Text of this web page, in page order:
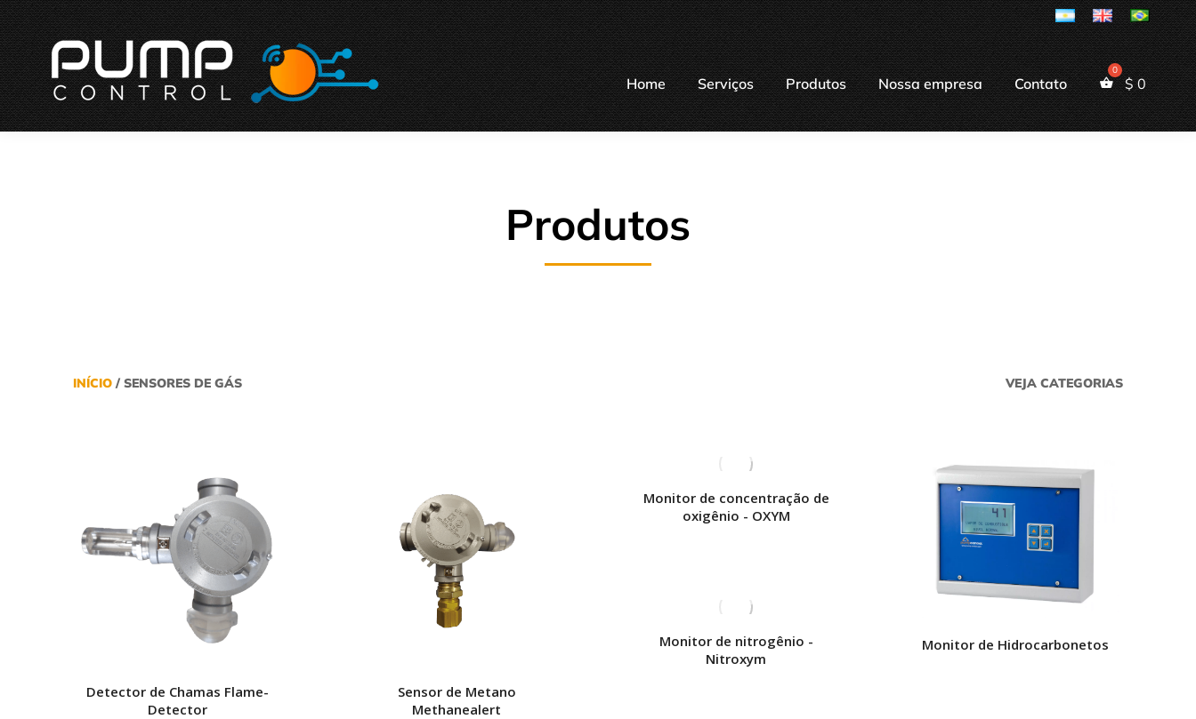
Home Serviços Produtos Nossa empresa Contato $0
Produtos
INÍCIO / SENSORES DE GÁS VEJA CATEGORIAS
Detector de Chamas Flame-
Detector
Sensor de Metano
Methanealert
Monitor de concentração de
oxigênio - OXYM
Monitor de Hidrocarbonetos
Monitor de nitrogênio -
Nitroxym